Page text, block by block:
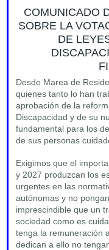
COMUNICADO
SOBRE LA
DE
Desde Marea de
quienes tanto lo han
aprobación de la
Discapacidad y de su
fundamental para los
de sus personas
Exigimos que el
y 2027 produzcan los
urgentes en las
autónomas y no
imprescindible que un
sociedad como es
tenga la remuneración
dedican a ello no